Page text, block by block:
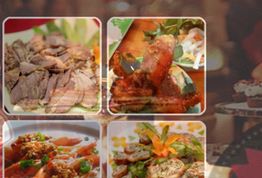
Thưởng Thức Phần Ăn Cao
Animus Napa Wine & Cigar
Thưởng Thức Phần Ăn Cao Cấp Tại
Cigar Lounge - Điểm Đến Của Những
Thực Sự Am Hiểu Về Vang. Voucher
175.000 VNĐ, Giảm 44%.